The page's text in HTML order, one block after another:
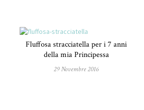
Fluffosa stracciatella per i 7 anni
della mia Principessa
29 Novembre 2016